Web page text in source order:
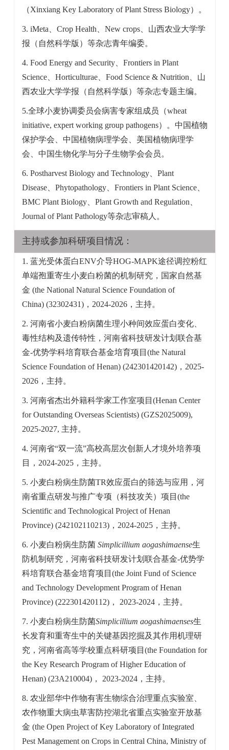
（Xinxiang Key Laboratory of Plant Stress Biology）。
3. iMeta、Crop Health、New crops、 山西农业大学学
报（自然科学版）等杂志青年编委。
4. Food Energy and Security、Frontiers in Plant
Science、Horticulturae、Food Science & Nutrition、 山
西农业大学学报（自然科学版）等杂志专题主编。
5.全球小麦协调委员会病害专家组成员 （wheat
initiative, expert working group pathogens）
。中国植物
保护学会、中国植物病理学会、美国植物病理学
会、中国生物化学与分子生物学会会员。
6. Postharvest Biology and Technology、Plant
Disease、Phytopathology、Frontiers in Plant Science、
BMC Plant Biology、Plant Growth and Regulation、
Journal of Plant Pathology等杂志审稿人。
主持或参加科研项目情况：
1. 蓝光受体蛋白ENV介导HOG-MAPK途径调控粉红
单端孢重寄生小麦白粉菌的机制研究，国家自然基
金 (the National Natural Science Foundation of
China)(32302431)，2024-2026，主持。
2. 河南省小麦白粉病菌生理小种间效应蛋白变化、
毒性结构及遗传特性，河南省科技研发计划联合基
金-优势学科培育联合基金培育项目 (the Natural
Science Foundation of Henan) (242301420142)，2025-
2026，主持。
3. 河南省杰出外籍科学家工作室项目 (Henan Center
for Outstanding Overseas Scientists) (GZS2025009),
2025-2027, 主持。
4. 河南省“双一流”高校高层次创新人才境外培养项
目，2024-2025，主持。
5. 小麦白粉病生防菌TR效应蛋白的筛选与应用，河
南省重点研发与推广专项（科技攻关）项目 (the
Scientific and Technological Project of Henan
Province)(242102110213)，2024-2025，主持。
6. 小麦白粉病生防菌 Simplicillium aogashimaense生
防机制研究，河南省科技研发计划联合基金-优势学
科培育联合基金培育项目 (the Joint Fund of Science
and Technology Development Program of Henan
Province)(222301420112)， 2023-2024，主持。
7. 小麦白粉病生防菌Simplicillium aogashimaenses生
长发育和重寄生中的关键基因挖掘及其作用机理研
究，河南省高等学校重点科研项目 (the Foundation for
the Key Research Program of Higher Education of
Henan)(23A210004)， 2023-2024，主持。
8. 农业部华中作物有害生物综合治理重点实验室、
农作物重大病虫草害防控湖北省重点实验室开放基
金 (the Open Project of Key Laboratory of Integrated
Pest Management on Crops in Central China, Ministry of